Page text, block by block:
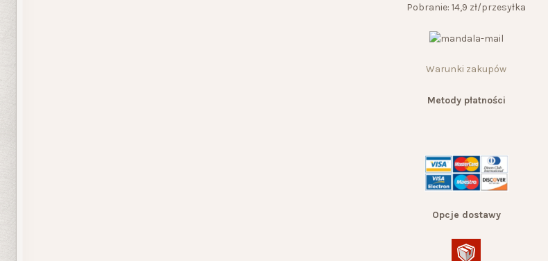
Pobranie: 14,9 zł/przesyłka
Warunki zakupów
Metody płatności
Opcje dostawy